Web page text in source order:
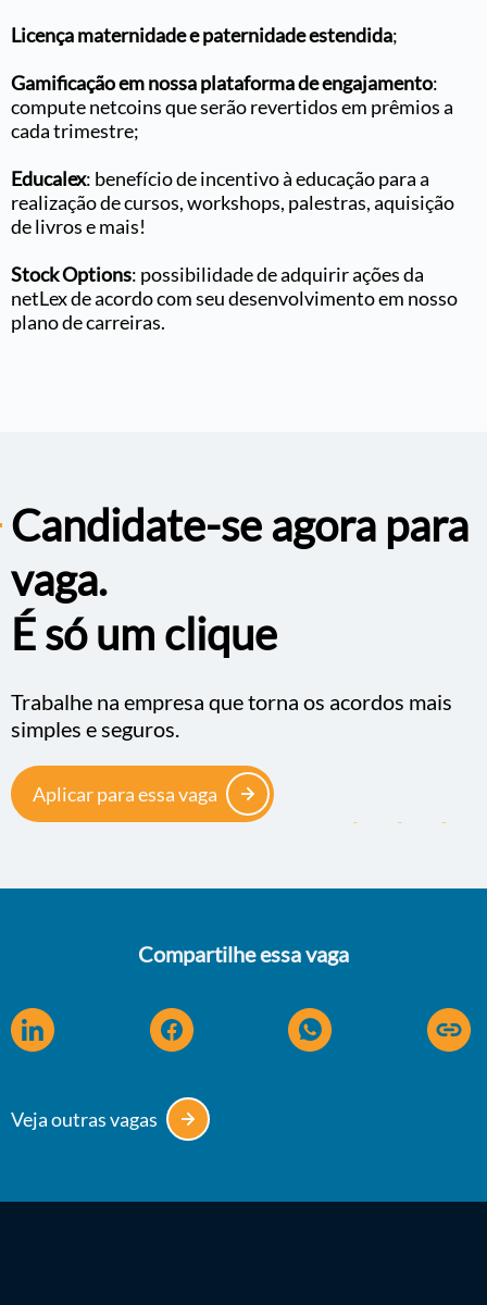
Licença maternidade e paternidade estendida;
Gamificação em nossa plataforma de engajamento:
compute netcoins que serão revertidos em prêmios a
cada trimestre;
Educalex: benefício de incentivo à educação para a
realização de cursos, workshops, palestras, aquisição
de livros e mais!
Stock Options: possibilidade de adquirir ações da
netLex de acordo com seu desenvolvimento em nosso
plano de carreiras.
Candidate-se agora para
vaga.
É só um clique
Trabalhe na empresa que torna os acordos mais
simples e seguros.
Aplicar para essa vaga
Compartilhe essa vaga
Veja outras vagas